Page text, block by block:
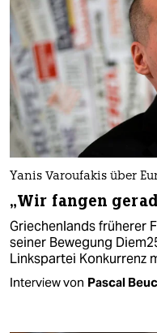
Yanis Varoufakis über
„Wir fangen
Griechenlands früherer
seiner Bewegung
Linkspartei Konkurrenz
Interview von Pascal